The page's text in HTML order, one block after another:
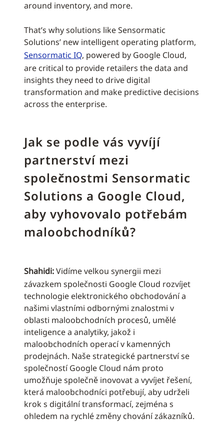
around inventory, and more.
That’s why solutions like Sensormatic
Solutions’ new intelligent operating platform,
Sensormatic IQ, powered by Google Cloud,
are critical to provide retailers the data and
insights they need to drive digital
transformation and make predictive decisions
across the enterprise.
Jak se podle vás vyvíjí
partnerství mezi
společnostmi Sensormatic
Solutions a Google Cloud,
aby vyhovovalo potřebám
maloobchodníků?
Shahidi:Vidíme velkou synergii mezi
závazkem společnosti Google Cloud rozvíjet
technologie elektronického obchodování a
našimi vlastními odbornými znalostmi v
oblasti maloobchodních procesů, umělé
inteligence a analytiky, jakož i
maloobchodních operací v kamenných
prodejnách. Naše strategické partnerství se
společností Google Cloud nám proto
umožňuje společně inovovat a vyvíjet řešení,
která maloobchodníci potřebují, aby udrželi
krok s digitální transformací, zejména s
ohledem na rychlé změny chování zákazníků.